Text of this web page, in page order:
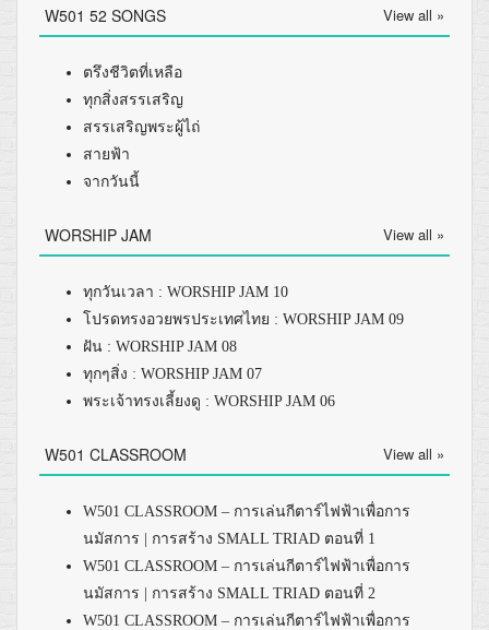
W501 52 SONGS View all »
ตรึงชีวิตที่เหลือ
ทุกสิ่งสรรเสริญ
สรรเสริญพระผู้ไถ่
สายฟ้า
จากวันนี้
WORSHIP JAM View all »
ทุกวันเวลา : WORSHIP JAM 10
โปรดทรงอวยพรประเทศไทย : WORSHIP JAM 09
ฝัน : WORSHIP JAM 08
ทุกๆสิ่ง : WORSHIP JAM 07
พระเจ้าทรงเลี้ยงดู : WORSHIP JAM 06
W501 CLASSROOM View all »
W501 CLASSROOM – การเล่นกีตาร์ไฟฟ้าเพื่อการ
นมัสการ | การสร้าง SMALL TRIAD ตอนที่ 1
W501 CLASSROOM – การเล่นกีตาร์ไฟฟ้าเพื่อการ
นมัสการ | การสร้าง SMALL TRIAD ตอนที่ 2
W501 CLASSROOM – การเล่นกีตาร์ไฟฟ้าเพื่อการ